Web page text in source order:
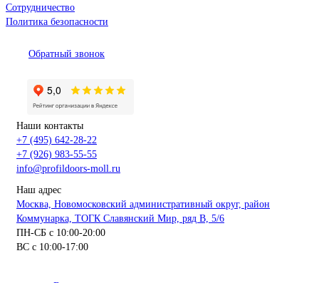
Сотрудничество
Политика безопасности
Обратный звонок
Наши контакты
+7 (495) 642-28-22
+7 (926) 983-55-55
info@profildoors-moll.ru
Наш адрес
Москва, Новомосковский административный округ, район
Коммунарка, ТОГК Славянский Мир, ряд В, 5/6
ПН-СБ с 10:00-20:00
ВС с 10:00-17:00